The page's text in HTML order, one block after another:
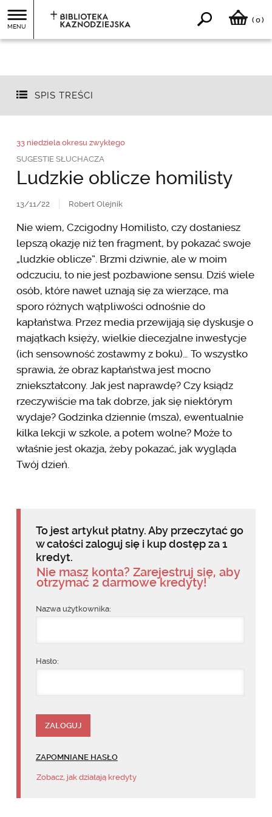
MENU
( 0)
SPIS TREŚCI
33 niedziela okresu zwykłego
SUGESTIE SŁUCHACZA
Ludzkie oblicze homilisty
13/11/22 Robert Olejnik
Nie wiem, Czcigodny Homilisto, czy dostaniesz
lepszą okazję niż ten fragment, by pokazać swoje
„ludzkie oblicze”. Brzmi dziwnie, ale w moim
odczuciu, to nie jest pozbawione sensu. Dziś wiele
osób, które nawet uznają się za wierzące, ma
sporo różnych wątpliwości odnośnie do
kapłaństwa. Przez media przewijają się dyskusje o
majątkach księży, wielkie diecezjalne inwestycje
(ich sensowność zostawmy z boku)… To wszystko
sprawia, że obraz kapłaństwa jest mocno
zniekształcony. Jak jest naprawdę? Czy ksiądz
rzeczywiście ma tak dobrze, jak się niektórym
wydaje? Godzinka dziennie (msza), ewentualnie
kilka lekcji w szkole, a potem wolne? Może to
właśnie jest okazja, żeby pokazać, jak wygląda
Twój dzień.
To jest artykuł płatny. Aby przeczytać go
w całości zaloguj się i kup dostęp za 1
kredyt.
Nie masz konta? Zarejestruj się, aby
otrzymać 2 darmowe kredyty!
Nazwa użytkownika:
Hasło:
ZAPOMNIANE HASŁO
Zobacz, jak działają kredyty